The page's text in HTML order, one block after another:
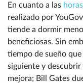
En cuanto a las
realizado por
tiende a dormir
beneficiosas. Sin
tiempo de sueño
siguiente y
mejora; Bill Gates